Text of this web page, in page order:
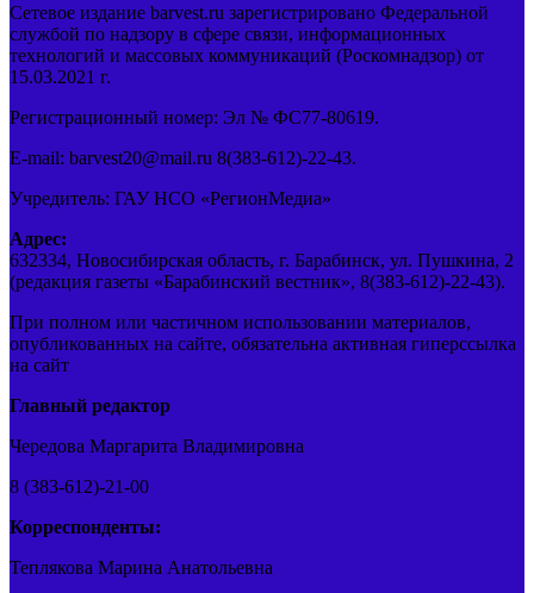
Сетевое издание barvest.ru зарегистрировано Федеральной
службой по надзору в сфере связи, информационных
технологий и массовых коммуникаций (Роскомнадзор) от
15.03.2021 г.
Регистрационный номер: Эл № ФС77-80619.
E-mail: barvest20@mail.ru 8(383-612)-22-43.
Учредитель: ГАУ НСО «РегионМедиа»
Адрес:
632334, Новосибирская область, г. Барабинск, ул. Пушкина, 2
(редакция газеты «Барабинский вестник», 8(383-612)-22-43).
При полном или частичном использовании материалов,
опубликованных на сайте, обязательна активная гиперссылка
на сайт
Главный редактор
Чередова Маргарита Владимировна
8 (383-612)-21-00
Корреспонденты:
Теплякова Марина Анатольевна